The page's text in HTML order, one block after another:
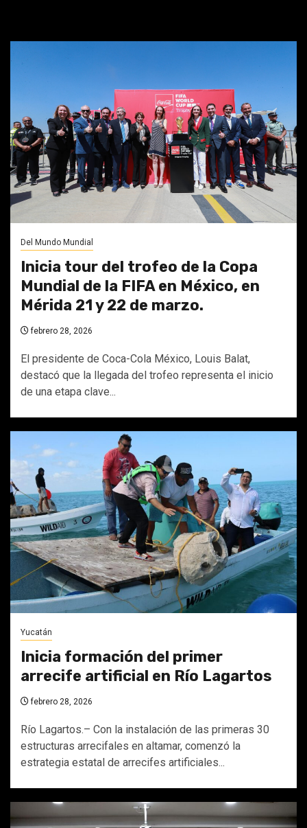
Del Mundo Mundial
Inicia tour del trofeo de la Copa
Mundial de la FIFA en México, en
Mérida 21 y 22 de marzo.
febrero 28, 2026
El presidente de Coca-Cola México, Louis Balat,
destacó que la llegada del trofeo representa el inicio
de una etapa clave...
Yucatán
Inicia formación del primer
arrecife artificial en Río Lagartos
febrero 28, 2026
Río Lagartos.– Con la instalación de las primeras 30
estructuras arrecifales en altamar, comenzó la
estrategia estatal de arrecifes artificiales...